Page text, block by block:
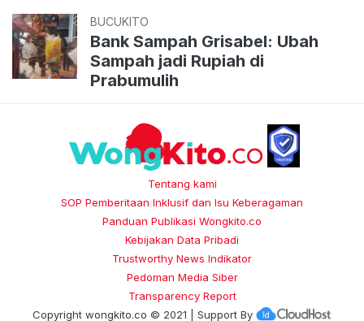
BUCUKITO
Bank Sampah Grisabel: Ubah
Sampah jadi Rupiah di
Prabumulih
Tentang kami
SOP Pemberitaan Inklusif dan Isu Keberagaman
Panduan Publikasi Wongkito.co
Kebijakan Data Pribadi
Trustworthy News Indikator
Pedoman Media Siber
Transparency Report
Copyright wongkito.co © 2021 | Support By